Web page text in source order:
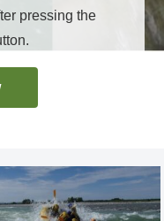
pressing the